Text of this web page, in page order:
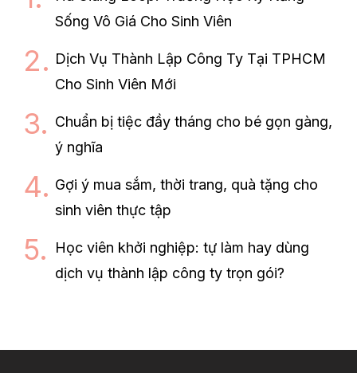
Sống Vô Giá Cho Sinh Viên
Dịch Vụ Thành Lập Công Ty Tại TPHCM
Cho Sinh Viên Mới
Chuẩn bị tiệc đầy tháng cho bé gọn gàng,
ý nghĩa
Gợi ý mua sắm, thời trang, quà tặng cho
sinh viên thực tập
Học viên khởi nghiệp: tự làm hay dùng
dịch vụ thành lập công ty trọn gói?